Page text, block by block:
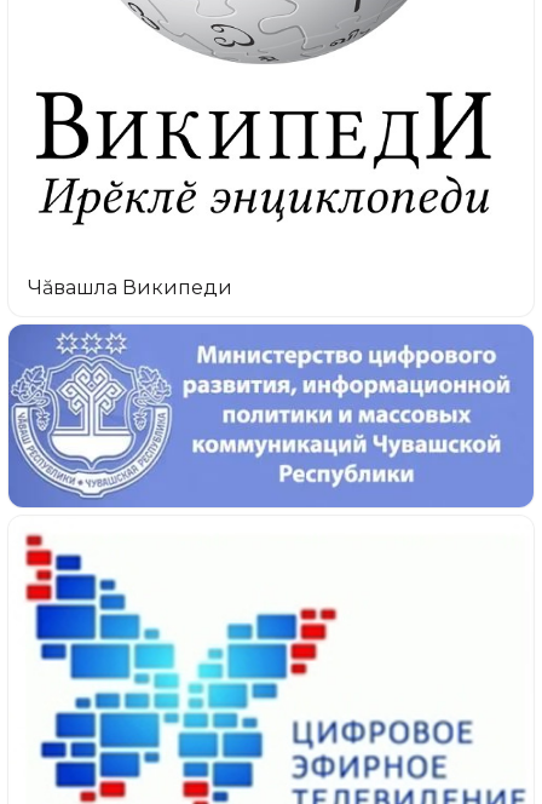
Чăвашла Википеди